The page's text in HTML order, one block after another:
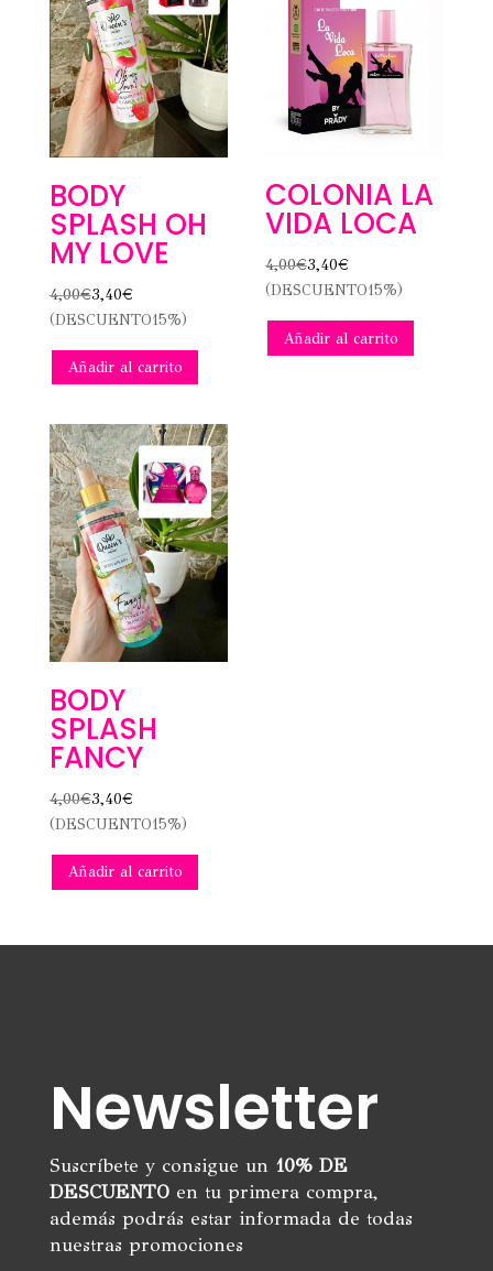
BODY
SPLASH OH
MY LOVE
4,00€3,40€
(DESCUENTO15%)
Añadir al carrito
COLONIA LA
VIDA LOCA
4,00€3,40€
(DESCUENTO15%)
Añadir al carrito
BODY
SPLASH
FANCY
4,00€3,40€
(DESCUENTO15%)
Añadir al carrito
Newsletter
Suscríbete y consigue un 10% DE
DESCUENTOen tu primera compra,
además podrás estar informada de todas
nuestras promociones